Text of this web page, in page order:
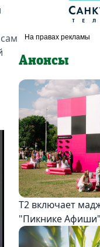
Анонсы
Т2 включает
"Пикнике